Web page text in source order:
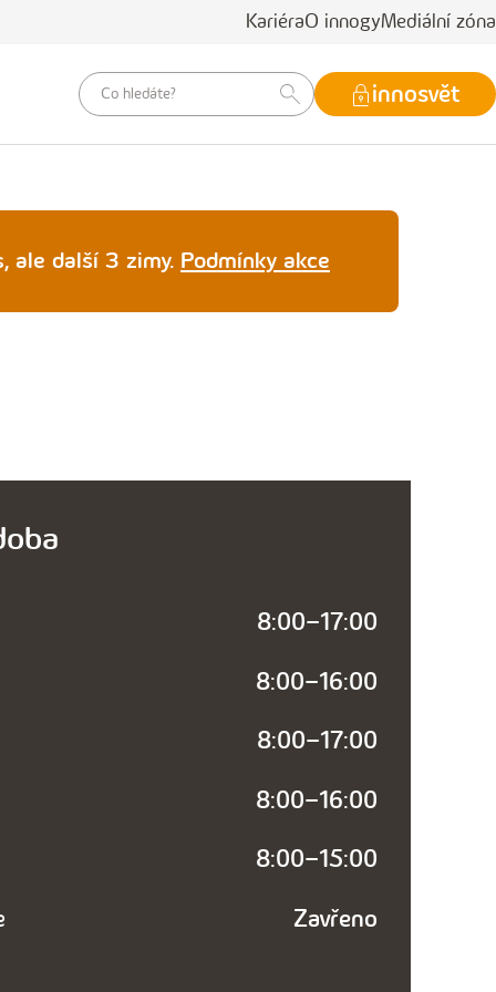
KariéraO innogyMediální zóna
vyhledávací
dotaz
innosvět
ale další 3 zimy. Podmínky akce
8:00–17:00
8:00–16:00
8:00–17:00
8:00–16:00
8:00–15:00
Zavřeno